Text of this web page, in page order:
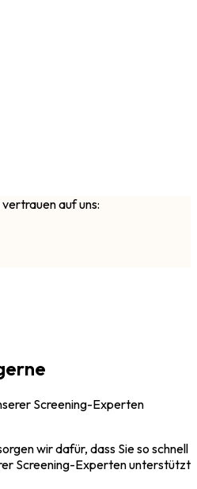
auf uns:
Screening-Experten
wir dafür, dass Sie so schnell
Screening-Experten unterstützt